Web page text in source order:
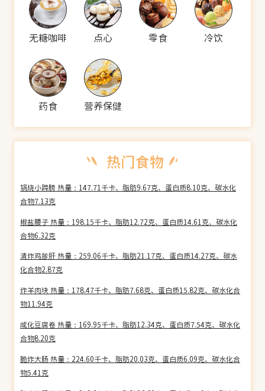
无糖咖啡 点心 零食 冷饮
药食 营养保健
锅烧小蹄膀 热量：147.71千卡、脂肪9.67克、蛋白质8.10克、碳水化
合物7.13克
椒盐腰子 热量：198.15千卡、脂肪12.72克、蛋白质14.61克、碳水化
合物6.32克
清炸鸡胗肝 热量：259.06千卡、脂肪21.17克、蛋白质14.27克、碳水
化合物2.87克
炸羊肉块 热量：178.47千卡、脂肪7.68克、蛋白质15.82克、碳水化合
物11.94克
咸化豆腐卷 热量：169.95千卡、脂肪12.34克、蛋白质7.54克、碳水化
合物8.20克
脆炸大肠 热量：224.60千卡、脂肪20.03克、蛋白质6.09克、碳水化合
物5.41克